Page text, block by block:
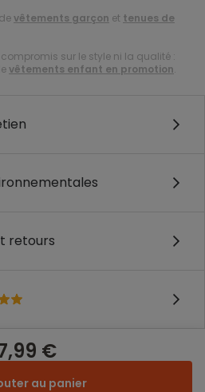
vêtements garçon et tenues de
sur le style ni la qualité :
vêtements enfant en promotion.
retours
€
au panier